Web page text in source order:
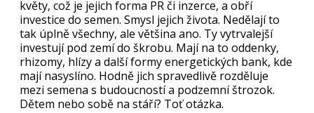
květy, což je jejich forma PR či inzerce, a obří
investice do semen. Smysl jejich života. Nedělají to
tak úplně všechny, ale většina ano. Ty vytrvalejší
investují pod zemí do škrobu. Mají na to oddenky,
rhizomy, hlízy a další formy energetických bank, kde
mají nasyslíno. Hodně jich spravedlivě rozděluje
mezi semena s budoucností a podzemní štrozok.
Dětem nebo sobě na stáří? Toť otázka.